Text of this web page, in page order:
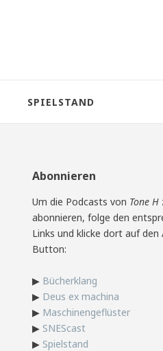
SPIELSTAND
Abonnieren
Um die Podcasts von Tone H
abonnieren, folge den
Links und klicke dort auf den
Button:
▶ Bücherklang
▶ Deus ex machina
▶ Maschinengeflüster
▶ SNEScast
▶ Spielstand